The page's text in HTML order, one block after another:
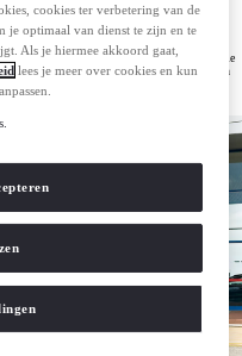
in Europa van CaetanoBus en brengt de
elektrische stadsbus H2.City Gold op de
de e.City Gold 300 kilometer afleggen. De
Deze nieuwe activiteit past in de zero emissie
Caetano. Het is de eerste stap van Toyota en
brandstofceltechnologie samen met partners
cookies ter verbetering van de
je optimaal van dienst te zijn en te
Als je hiermee akkoord gaat,
lees je meer over cookies en kun